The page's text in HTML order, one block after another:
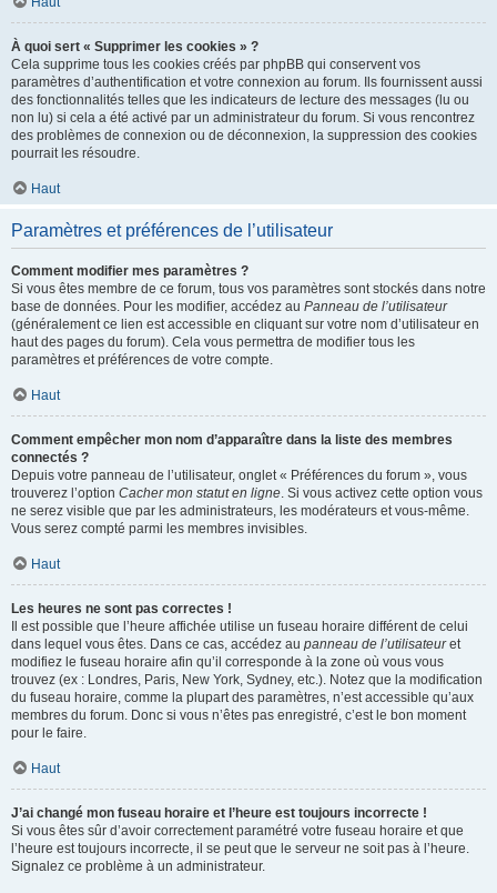
À quoi sert « Supprimer les cookies » ?
Cela supprime tous les cookies créés par phpBB qui conservent vos
paramètres d’authentification et votre connexion au forum. Ils fournissent aussi
des fonctionnalités telles que les indicateurs de lecture des messages (lu ou
non lu) si cela a été activé par un administrateur du forum. Si vous rencontrez
des problèmes de connexion ou de déconnexion, la suppression des cookies
pourrait les résoudre.
Haut
Paramètres et préférences de l’utilisateur
Comment modifier mes paramètres ?
Si vous êtes membre de ce forum, tous vos paramètres sont stockés dans notre
base de données. Pour les modifier, accédez au Panneau de l’utilisateur
(généralement ce lien est accessible en cliquant sur votre nom d’utilisateur en
haut des pages du forum). Cela vous permettra de modifier tous les
paramètres et préférences de votre compte.
Haut
Comment empêcher mon nom d’apparaître dans la liste des membres
connectés ?
Depuis votre panneau de l’utilisateur, onglet « Préférences du forum », vous
trouverez l’option Cacher mon statut en ligne. Si vous activez cette option vous
ne serez visible que par les administrateurs, les modérateurs et vous-même.
Vous serez compté parmi les membres invisibles.
Haut
Les heures ne sont pas correctes !
Il est possible que l’heure affichée utilise un fuseau horaire différent de celui
dans lequel vous êtes. Dans ce cas, accédez au panneau de l’utilisateuret
modifiez le fuseau horaire afin qu’il corresponde à la zone où vous vous
trouvez (ex : Londres, Paris, New York, Sydney, etc.). Notez que la modification
du fuseau horaire, comme la plupart des paramètres, n’est accessible qu’aux
membres du forum. Donc si vous n’êtes pas enregistré, c’est le bon moment
pour le faire.
Haut
J’ai changé mon fuseau horaire et l’heure est toujours incorrecte !
Si vous êtes sûr d’avoir correctement paramétré votre fuseau horaire et que
l’heure est toujours incorrecte, il se peut que le serveur ne soit pas à l’heure.
Signalez ce problème à un administrateur.